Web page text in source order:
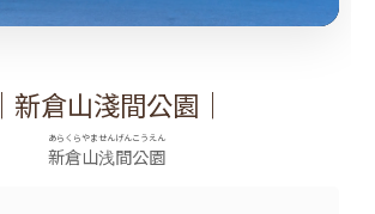
｜新倉山淺間公園｜
新倉山浅間公園
あらくらやませんげんこうえん